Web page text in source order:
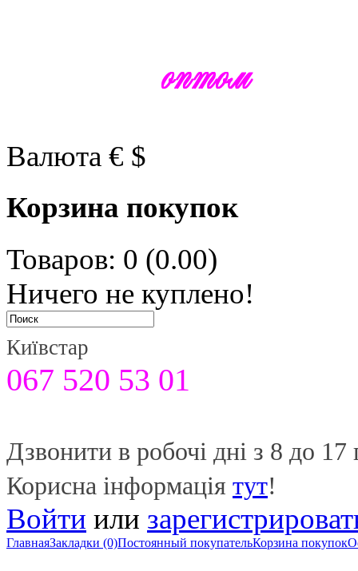
Валюта € $
Корзина покупок
Товаров: 0 (0.00)
Ничего не куплено!
Київстар
067 520 53 01
Дзвонити в робочі дні з 8 до 17
Корисна інформація тут!
Войти или
ГлавнаяЗакладки (0)Постоянный покупательКорзина покупок